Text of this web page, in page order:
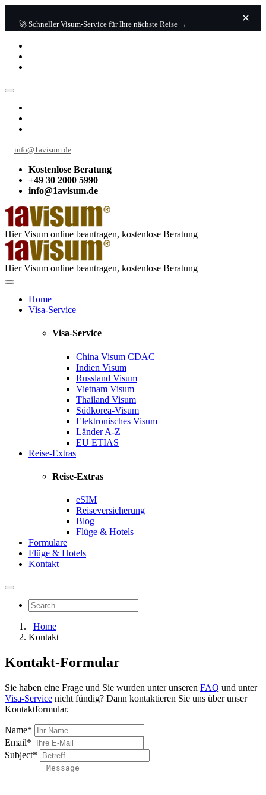
🚀 Schneller Visum-Service für Ihre nächste Reise →
info@1avisum.de
Kostenlose Beratung
+49 30 2000 5990
info@1avisum.de
Hier Visum online beantragen, kostenlose Beratung
Hier Visum online beantragen, kostenlose Beratung
Home
Visa-Service
Visa-Service
China Visum CDAC
Indien Visum
Russland Visum
Vietnam Visum
Thailand Visum
Südkorea-Visum
Elektronisches Visum
Länder A-Z
EU ETIAS
Reise-Extras
Reise-Extras
eSIM
Reiseversicherung
Blog
Flüge & Hotels
Formulare
Flüge & Hotels
Kontakt
Home
Kontakt
Kontakt-Formular
Sie haben eine Frage und Sie wurden unter unseren FAQ und unter
Visa-Service nicht fündig? Dann kontaktieren Sie uns über unser
Kontaktformular.
Name*
Email*
Subject*